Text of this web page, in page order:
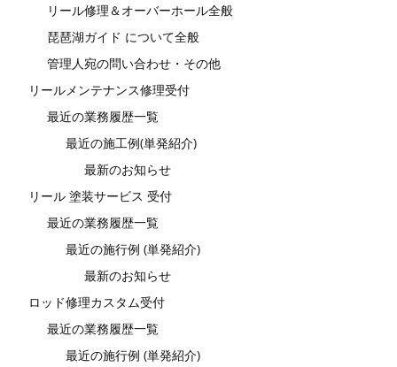
リール修理＆オーバーホール全般
琵琶湖ガイド について全般
管理人宛の問い合わせ・その他
リールメンテナンス修理受付
最近の業務履歴一覧
最近の施工例(単発紹介)
最新のお知らせ
リール 塗装サービス 受付
最近の業務履歴一覧
最近の施行例 (単発紹介)
最新のお知らせ
ロッド修理カスタム受付
最近の業務履歴一覧
最近の施行例 (単発紹介)